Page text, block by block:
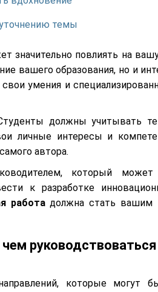
темы
значительно повлиять на
вашего образования, но и
умения и
должны учитывать
личные интересы и
автора.
который может
к разработке
работадолжна стать вашим
которые могут